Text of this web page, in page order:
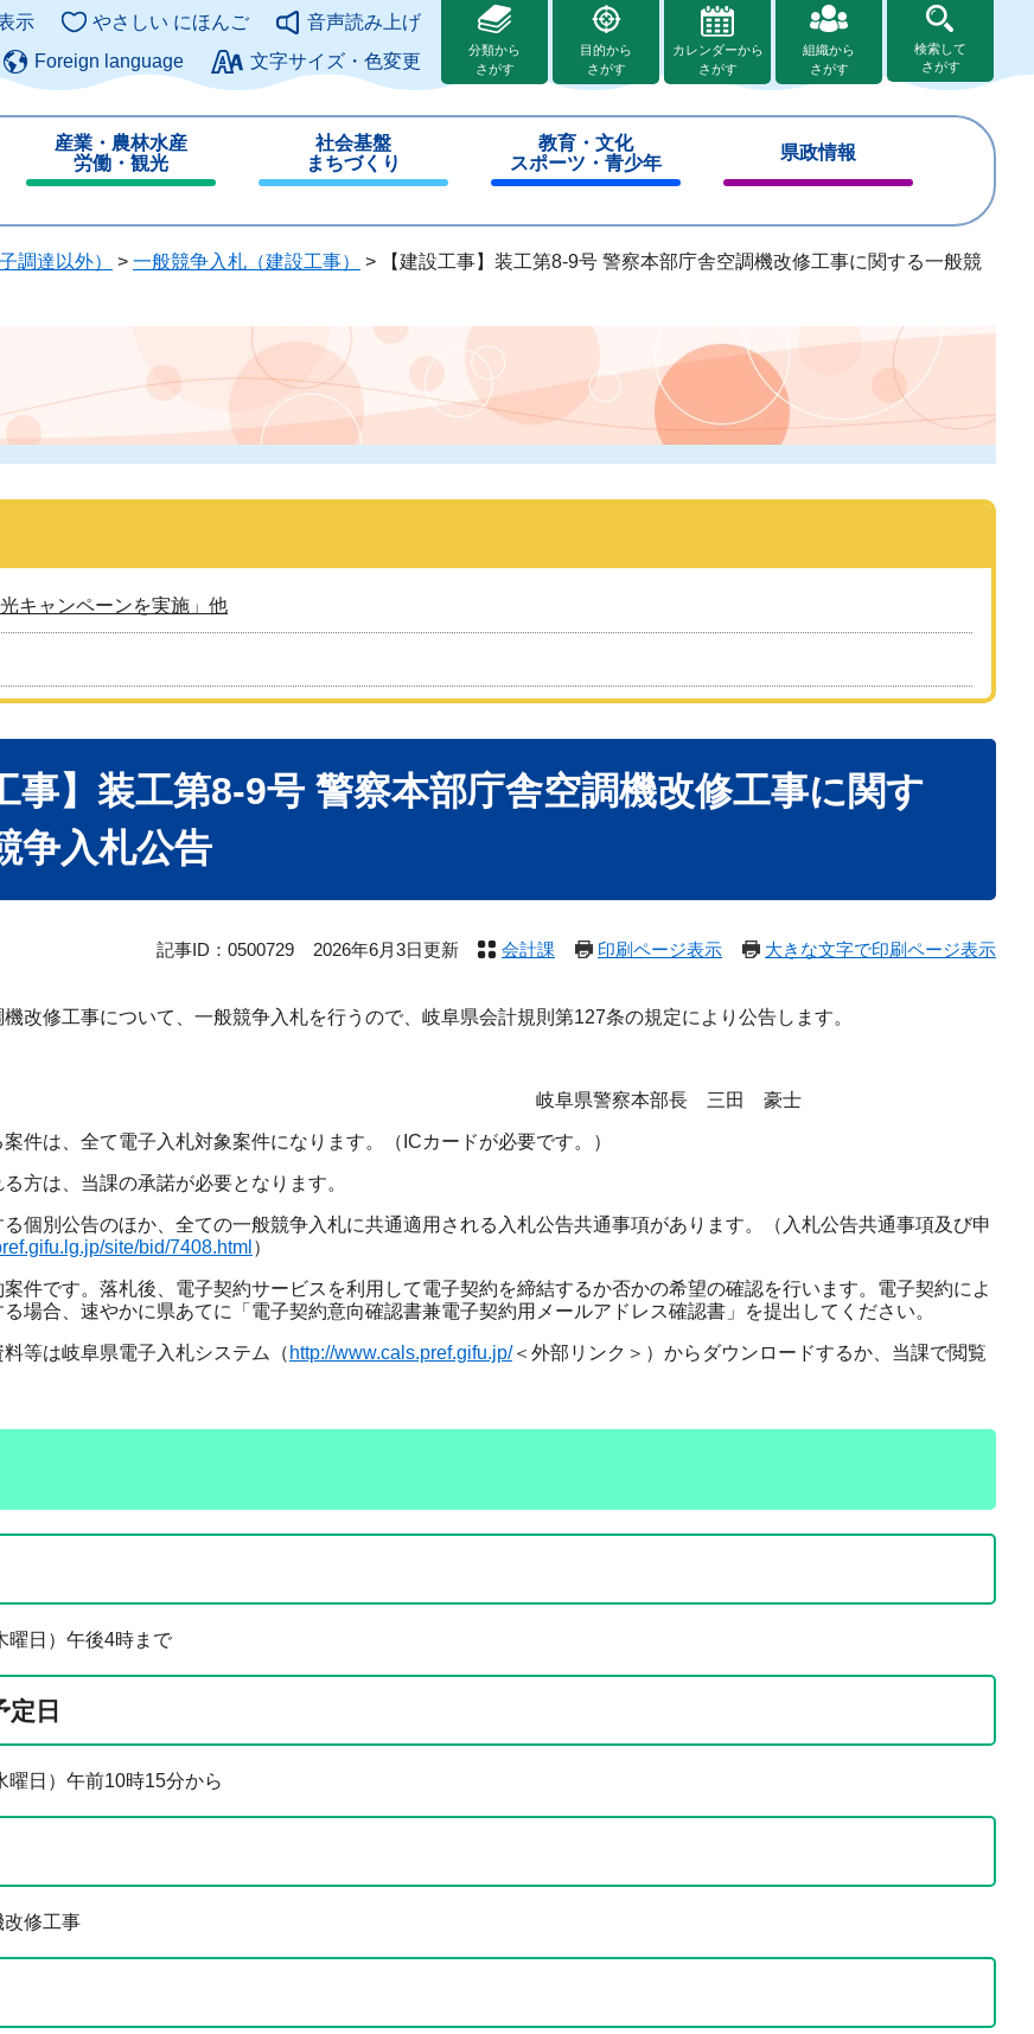
このページの本文へ
示 やさしい にほんご
音声読み上げ
Foreign language
文字サイズ・色変更
分類から
さがす
目的から
さがす
カレンダーから
さがす
組織から
さがす
検索して
さがす
産業・農林水産
労働・観光
じ
る
社会基盤
まちづくり
じ
る
教育・文化
スポーツ・青少年
じ
る
県政情報
じ
る
調達以外） > 一般競争入札（建設工事） >
【建設工事】装工第8-9号 警察本部庁舎空調機改修工事に関する一般競
キャンペーンを実施」他
事】装工第8-9号 警察本部庁舎空調機改修工事に関す
争入札公告
記事ID：0500729 2026年6月3日更新 会計課 印刷ページ表示 大きな文字で印刷ページ表示
改修工事について、一般競争入札を行うので、岐阜県会計規則第127条の規定により公告します。
警察本部長 三田 豪士
案件は、全て電子入札対象案件になります。（ICカードが必要です。）
方は、当課の承諾が必要となります。
る個別公告のほか、全ての一般競争入札に共通適用される入札公告共通事項があります。（入札公告共通事項及び申
site/bid/7408.html ）
案件です。落札後、電子契約サービスを利用して電子契約を締結するか否かの希望の確認を行います。電子契約によ
場合、速やかに県あてに「電子契約意向確認書兼電子契約用メールアドレス確認書」を提出してください。​
料等は岐阜県電子入札システム（ http://www.cals.pref.gifu.jp/＜外部リンク＞ ）からダウンロードするか、当課で閲覧
曜日）午後4時まで
定日
曜日）午前10時15分から
改修工事